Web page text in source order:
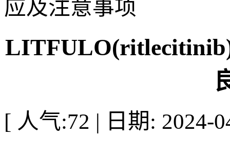
应及注意事项
[ 人气:72 | 日期: 2024-